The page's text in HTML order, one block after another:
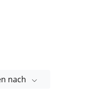
nach